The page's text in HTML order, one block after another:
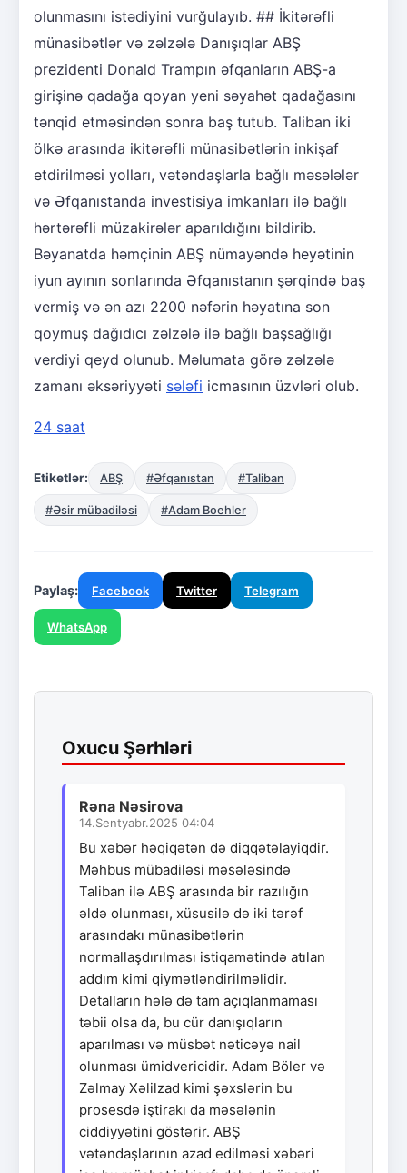
olunmasını istədiyini vurğulayıb. ## İkitərəfli
münasibətlər və zəlzələ Danışıqlar ABŞ
prezidenti Donald Trampın əfqanların ABŞ-a
girişinə qadağa qoyan yeni səyahət qadağasını
tənqid etməsindən sonra baş tutub. Taliban iki
ölkə arasında ikitərəfli münasibətlərin inkişaf
etdirilməsi yolları, vətəndaşlarla bağlı məsələlər
və Əfqanıstanda investisiya imkanları ilə bağlı
hərtərəfli müzakirələr aparıldığını bildirib.
Bəyanatda həmçinin ABŞ nümayəndə heyətinin
iyun ayının sonlarında Əfqanıstanın şərqində baş
vermiş və ən azı 2200 nəfərin həyatına son
qoymuş dağıdıcı zəlzələ ilə bağlı başsağlığı
verdiyi qeyd olunub. Məlumata görə zəlzələ
zamanı əksəriyyəti sələfi icmasının üzvləri olub.
24 saat
Etiketlər: ABŞ #Əfqanıstan #Taliban
#Əsir mübadiləsi #Adam Boehler
Paylaş: Facebook Twitter Telegram
WhatsApp
Oxucu Şərhləri
Rəna Nəsirova
14.Sentyabr.2025 04:04
Bu xəbər həqiqətən də diqqətəlayiqdir.
Məhbus mübadiləsi məsələsində
Taliban ilə ABŞ arasında bir razılığın
əldə olunması, xüsusilə də iki tərəf
arasındakı münasibətlərin
normallaşdırılması istiqamətində atılan
addım kimi qiymətləndirilməlidir.
Detalların hələ də tam açıqlanmaması
təbii olsa da, bu cür danışıqların
aparılması və müsbət nəticəyə nail
olunması ümidvericidir. Adam Böler və
Zəlmay Xəlilzad kimi şəxslərin bu
prosesdə iştirakı da məsələnin
ciddiyyətini göstərir. ABŞ
vətəndaşlarının azad edilməsi xəbəri